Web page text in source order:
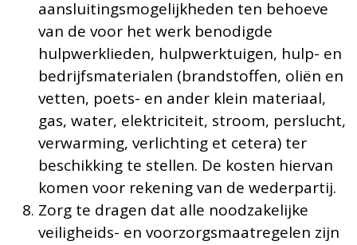
aansluitingsmogelijkheden ten behoeve
van de voor het werk benodigde
hulpwerklieden, hulpwerktuigen, hulp- en
bedrijfsmaterialen (brandstoffen, oliën en
vetten, poets- en ander klein materiaal,
gas, water, elektriciteit, stroom, perslucht,
verwarming, verlichting et cetera) ter
beschikking te stellen. De kosten hiervan
komen voor rekening van de wederpartij.
Zorg te dragen dat alle noodzakelijke
veiligheids- en voorzorgsmaatregelen zijn